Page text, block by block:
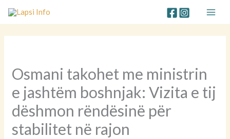
Osmani takohet me ministrin
e jashtëm boshnjak: Vizita e tij
dëshmon rëndësinë për
stabilitet në rajon